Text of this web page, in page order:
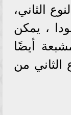
الثاني،
، يمكن
أيضًا
الثاني من